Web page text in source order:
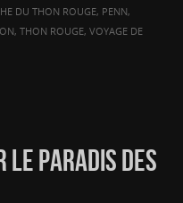
DU THON ROUGE, PENN,
, THON ROUGE, VOYAGE DE
LE PARADIS DES